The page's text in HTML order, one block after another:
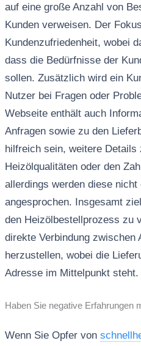
auf eine große Anzahl von
Kunden verweisen. Der
Kundenzufriedenheit, wobei
dass die Bedürfnisse der
sollen. Zusätzlich wird ein
Nutzer bei Fragen oder
Webseite enthält auch
Anfragen sowie zu den
hilfreich sein, weitere Details
Heizölqualitäten oder den
allerdings werden diese
angesprochen. Insgesamt
den Heizölbestellprozess zu
direkte Verbindung zwischen
herzustellen, wobei die
Adresse im Mittelpunkt steht.
Haben Sie negative Erfahrungen
Wenn Sie Opfer von